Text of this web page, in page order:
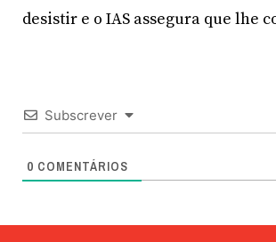
desistir e o IAS assegura que lhe
Subscrever
0 COMENTÁRIOS